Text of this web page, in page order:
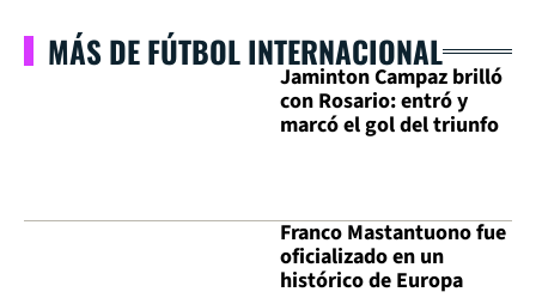
MÁS DE FÚTBOL INTERNACIONAL
Jaminton Campaz brilló
con Rosario: entró y
marcó el gol del triunfo
Franco Mastantuono fue
oficializado en un
histórico de Europa